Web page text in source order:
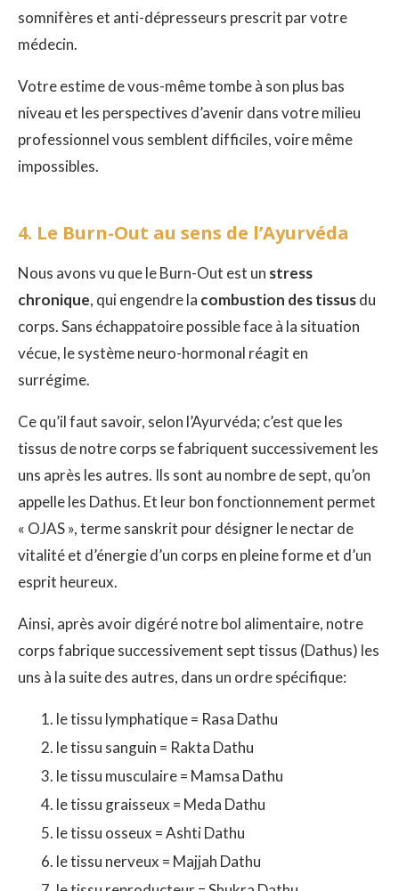
somnifères et anti-dépresseurs prescrit par votre
médecin.
Votre estime de vous-même tombe à son plus bas
niveau et les perspectives d’avenir dans votre milieu
professionnel vous semblent difficiles, voire même
impossibles.
4. Le Burn-Out au sens de l’Ayurvéda
Nous avons vu que le Burn-Out est un stress
chronique, qui engendre la combustion des tissusdu
corps. Sans échappatoire possible face à la situation
vécue, le système neuro-hormonal réagit en
surrégime.
Ce qu’il faut savoir, selon l’Ayurvéda; c’est que les
tissus de notre corps se fabriquent successivement les
uns après les autres. Ils sont au nombre de sept, qu’on
appelle les Dathus. Et leur bon fonctionnement permet
« OJAS », terme sanskrit pour désigner le nectar de
vitalité et d’énergie d’un corps en pleine forme et d’un
esprit heureux.
Ainsi, après avoir digéré notre bol alimentaire, notre
corps fabrique successivement sept tissus (Dathus) les
uns à la suite des autres, dans un ordre spécifique:
le tissu lymphatique = Rasa Dathu
le tissu sanguin = Rakta Dathu
le tissu musculaire = Mamsa Dathu
le tissu graisseux = Meda Dathu
le tissu osseux = Ashti Dathu
le tissu nerveux = Majjah Dathu